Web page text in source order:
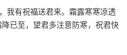
我有祝福送君来。霜露寒寒凉透
已至，望君多注意防寒，祝君快